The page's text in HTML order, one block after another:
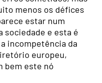
menos os défices
estar num
sociedade e esta é
incompetência da
europeu,
bem este nó